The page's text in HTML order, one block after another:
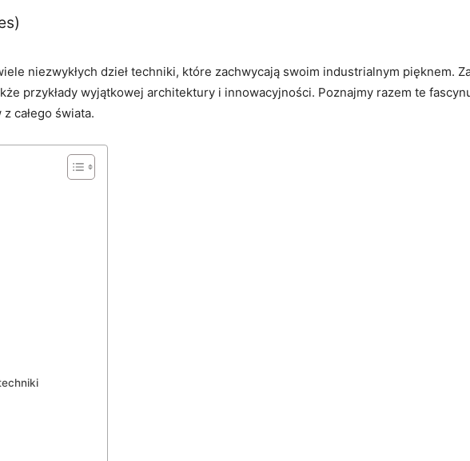
niezwykłych dzieł techniki, które zachwycają swoim industrialnym pięknem.
przykłady wyjątkowej architektury i innowacyjności. Poznajmy razem te
całego świata.